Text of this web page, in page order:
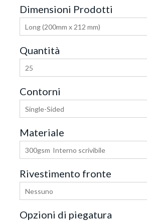
Dimensioni Prodotti
Long (200mm x 212 mm)
Quantità
25
Contorni
Single-Sided
Materiale
300gsm Interno scrivibile
Rivestimento fronte
Nessuno
Opzioni di piegatura